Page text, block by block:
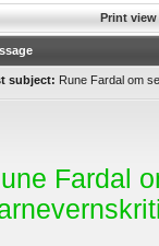
Print view
subject: Rune Fardal om
Fardal